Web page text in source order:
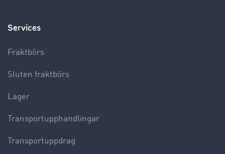
Services
Fraktbörs
Sluten fraktbörs
Lager
Transportupphandlingar
Transportuppdrag